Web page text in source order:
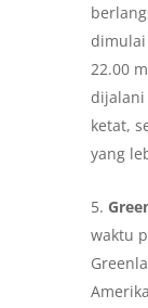
22.00
dijalani
ketat,
yang
waktu